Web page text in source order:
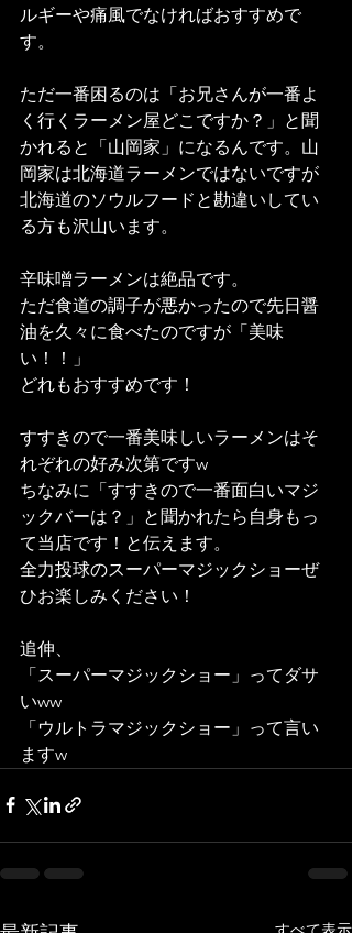
ルギーや痛風でなければおすすめで
す。
ただ一番困るのは「お兄さんが一番よ
く行くラーメン屋どこですか？」と聞
かれると「山岡家」になるんです。山
岡家は北海道ラーメンではないですが
北海道のソウルフードと勘違いしてい
る方も沢山います。
辛味噌ラーメンは絶品です。
ただ食道の調子が悪かったので先日醤
油を久々に食べたのですが「美味
い！！」
どれもおすすめです！
すすきので一番美味しいラーメンはそ
れぞれの好み次第ですw
ちなみに「すすきので一番面白いマジ
ックバーは？」と聞かれたら自身もっ
て当店です！と伝えます。
全力投球のスーパーマジックショーぜ
ひお楽しみください！
追伸、
「スーパーマジックショー」ってダサ
いww
「ウルトラマジックショー」って言い
ますw